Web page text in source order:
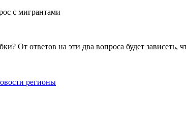
с мигрантами
От ответов на эти два вопроса будет зависеть,
регионы